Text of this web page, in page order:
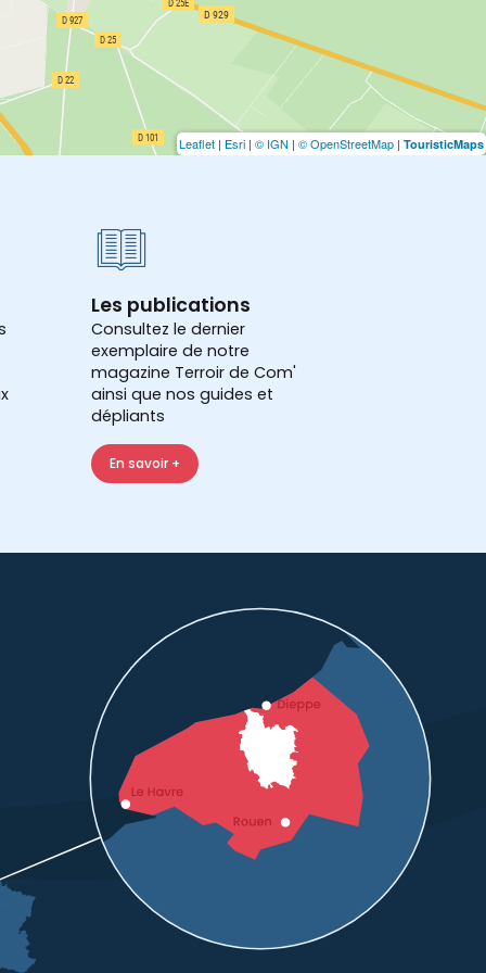
Leaflet | Esri | © IGN | © OpenStreetMap | TouristicMaps
Les publications
Consultez le dernier
exemplaire de notre
magazine Terroir de Com'
ainsi que nos guides et
dépliants
En savoir +